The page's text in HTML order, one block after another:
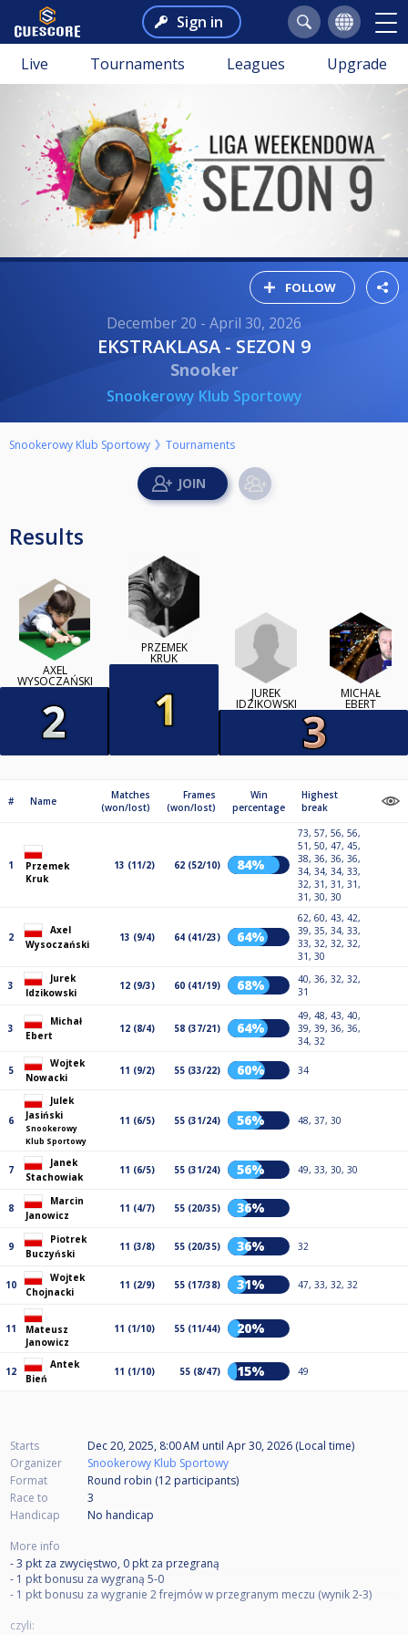
Sign in
Live Tournaments Leagues Upgrade
FOLLOW
December 20 - April 30, 2026
EKSTRAKLASA - SEZON 9
Snooker
Snookerowy Klub Sportowy
Snookerowy Klub Sportowy Tournaments
Results
AXEL
WYSOCZAŃSKI
PRZEMEK
KRUK
JUREK
IDZIKOWSKI
MICHAŁ
EBERT
# Name
Matches
(won/lost)
Frames
(won/lost)
Win
percentage
Highest
break
1
Przemek
Kruk
13 (11/2) 62 (52/10) 84%
73, 57, 56, 56,
51, 50, 47, 45,
38, 36, 36, 36,
34, 34, 34, 33,
32, 31, 31, 31,
31, 30, 30
2
Axel
Wysoczański
13 (9/4) 64 (41/23) 64%
62, 60, 43, 42,
39, 35, 34, 33,
33, 32, 32, 32,
31, 30
3
Jurek
Idzikowski
12 (9/3) 60 (41/19) 68%
40, 36, 32, 32,
31
3
Michał
Ebert
12 (8/4) 58 (37/21) 64%
49, 48, 43, 40,
39, 39, 36, 36,
34, 32
5
Wojtek
Nowacki
11 (9/2) 55 (33/22) 60% 34
6
Julek
Jasiński
Snookerowy
Klub Sportowy
11 (6/5) 55 (31/24) 56% 48, 37, 30
7
Janek
Stachowiak
11 (6/5) 55 (31/24) 56% 49, 33, 30, 30
8
Marcin
Janowicz
11 (4/7) 55 (20/35) 36%
9
Piotrek
Buczyński
11 (3/8) 55 (20/35) 36% 32
10
Wojtek
Chojnacki
11 (2/9) 55 (17/38) 31% 47, 33, 32, 32
11
Mateusz
Janowicz
11 (1/10) 55 (11/44) 20%
12
Antek
Bień
11 (1/10) 55 (8/47) 15% 49
Starts Dec 20, 2025, 8:00 AM until Apr 30, 2026 (Local time)
Organizer
Snookerowy Klub Sportowy
Format
Round robin (12 participants)
Race to
3
Handicap
No handicap
More info
- 3 pkt za zwycięstwo, 0 pkt za przegraną
- 1 pkt bonusu za wygraną 5-0
- 1 pkt bonusu za wygranie 2 frejmów w przegranym meczu (wynik 2-3)
czyli: